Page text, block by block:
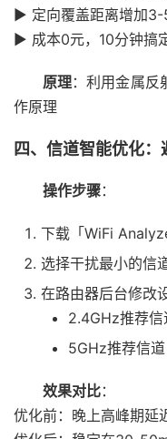
▶️ 定向覆盖距离增加3-
▶️ 成本0元，10分钟搞
原理：利用金属反
作原理
四、信道智能优化
操作步骤：
下载「WiFi
选择干扰最小的信
在路由器后台修改
2.4GHz推荐信
5GHz推荐信
效果对比：
优化前：晚上高峰期延